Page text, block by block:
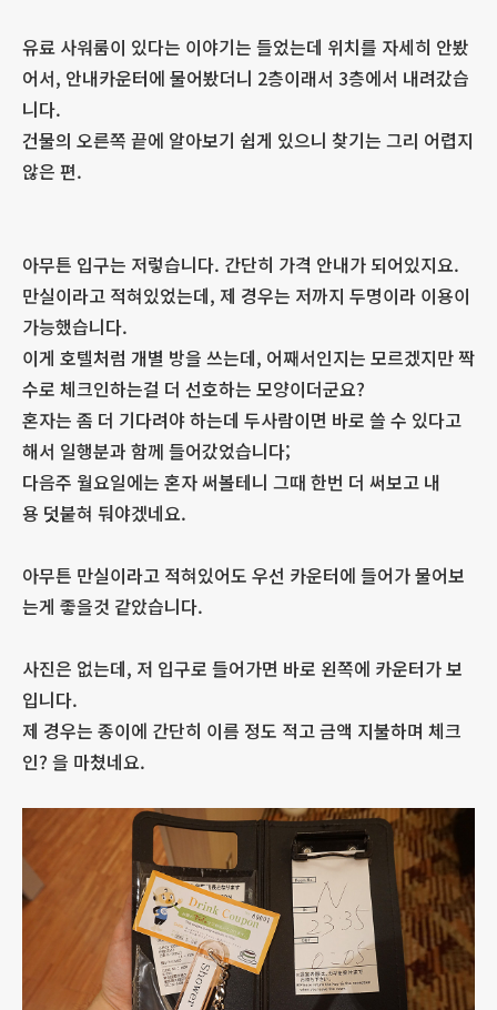
유료 사워룸이 있다는 이야기는 들었는데 위치를 자세히 안봤
어서, 안내카운터에 물어봤더니 2층이래서 3층에서 내려갔습
니다.
건물의 오른쪽 끝에 알아보기 쉽게 있으니 찾기는 그리 어렵지
않은 편.
아무튼 입구는 저렇습니다. 간단히 가격 안내가 되어있지요.
만실이라고 적혀있었는데, 제 경우는 저까지 두명이라 이용이
가능했습니다.
이게 호텔처럼 개별 방을 쓰는데, 어째서인지는 모르겠지만 짝
수로 체크인하는걸 더 선호하는 모양이더군요?
혼자는 좀 더 기다려야 하는데 두사람이면 바로 쓸 수 있다고
해서 일행분과 함께 들어갔었습니다;
다음주 월요일에는 혼자 써볼테니 그때 한번 더 써보고 내
용 덧붙혀 둬야겠네요.
아무튼 만실이라고 적혀있어도 우선 카운터에 들어가 물어보
는게 좋을것 같았습니다.
사진은 없는데, 저 입구로 들어가면 바로 왼쪽에 카운터가 보
입니다.
제 경우는 종이에 간단히 이름 정도 적고 금액 지불하며 체크
인? 을 마쳤네요.